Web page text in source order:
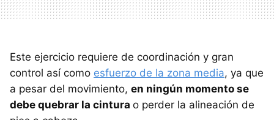
Este ejercicio requiere de coordinación y gran
control así como esfuerzo de la zona media, ya que
a pesar del movimiento, en ningún momento se
debe quebrar la cintura o perder la alineación de